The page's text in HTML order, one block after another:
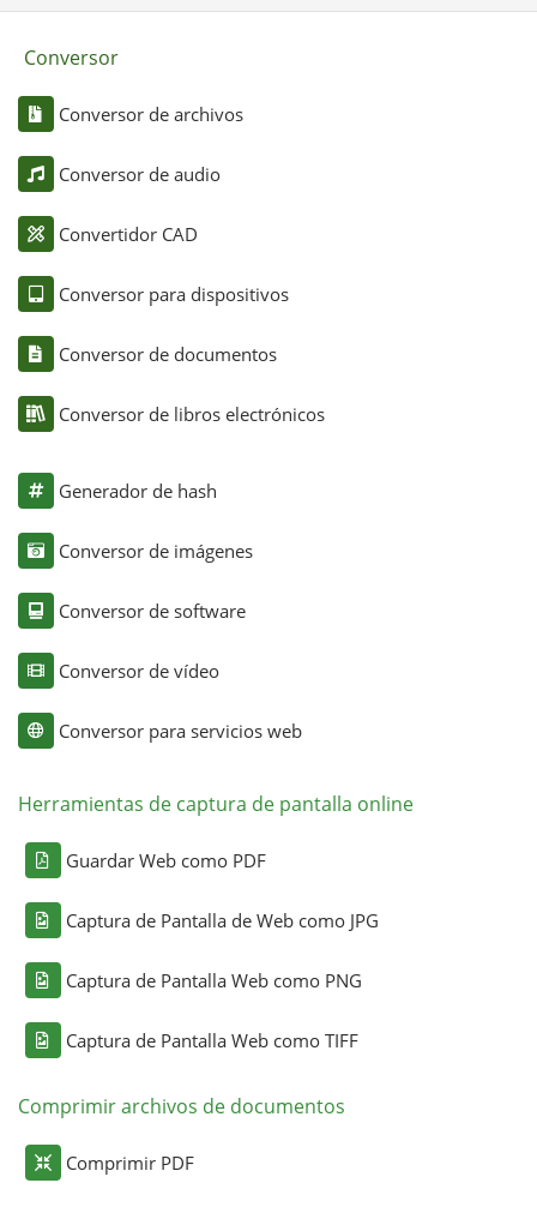
Conversor
Conversor de archivos
Conversor de audio
Convertidor CAD
Conversor para dispositivos
Conversor de documentos
Conversor de libros electrónicos
Generador de hash
Conversor de imágenes
Conversor de software
Conversor de vídeo
Conversor para servicios web
Herramientas de captura de pantalla online
Guardar Web como PDF
Captura de Pantalla de Web como JPG
Captura de Pantalla Web como PNG
Captura de Pantalla Web como TIFF
Comprimir archivos de documentos
Comprimir PDF